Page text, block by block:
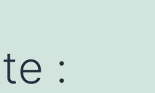
: